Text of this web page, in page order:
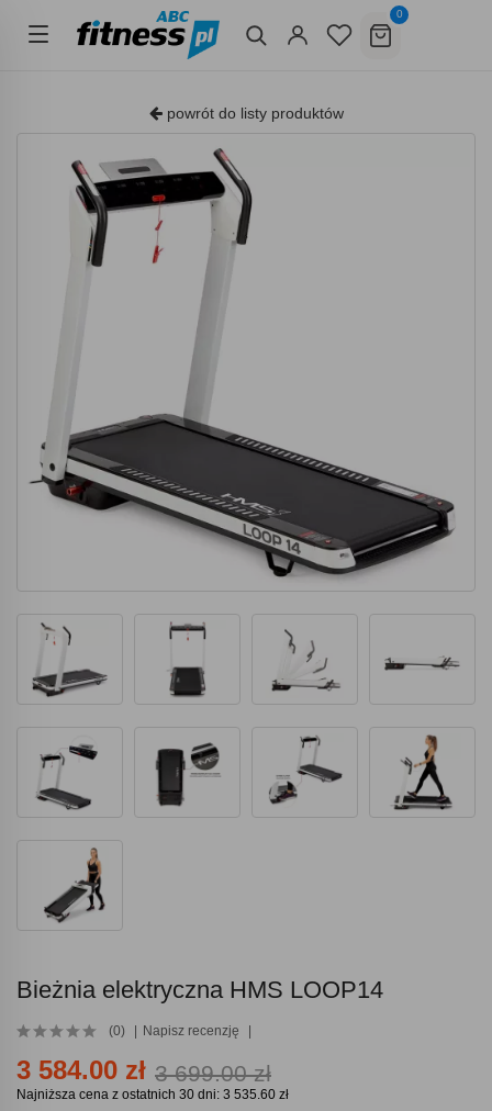
0
powrót do listy produktów
Bieżnia elektryczna HMS LOOP14
(0) Napisz recenzję
3 584.00 zł 3 699.00 zł
Najniższa cena z ostatnich 30 dni: 3 535.60 zł